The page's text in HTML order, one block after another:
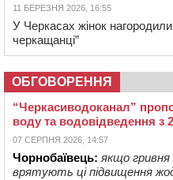
11 БЕРЕЗНЯ 2026, 16:55
У Черкасах жінок
черкащанці”
ОБГОВОРЕННЯ
“Черкасиводоканал”
воду та водовідведення з
07 СЕРПНЯ 2026, 14:57
Чорнобаївець: якщо гривня
врятують ці підвищення